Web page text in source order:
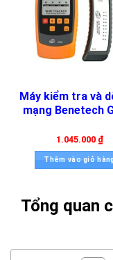
Tổng quan
Máy kiểm tra và
mạng Benetech
1.045.000 ₫
Thêm vào giỏ hàng